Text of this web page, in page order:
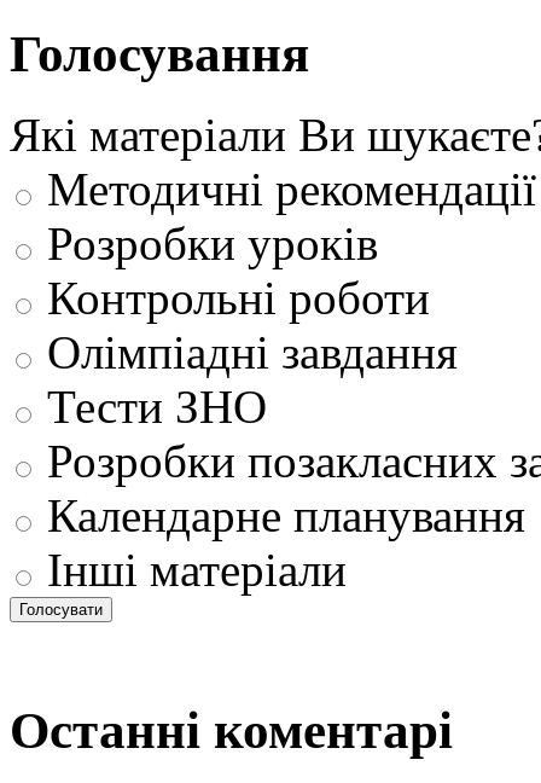
Голосування
Які матеріали Ви
Методичні рекомендації
Розробки уроків
Контрольні роботи
Олімпіадні завдання
Тести ЗНО
Розробки позакласних
Календарне планування
Інші матеріали
Останні коментарі